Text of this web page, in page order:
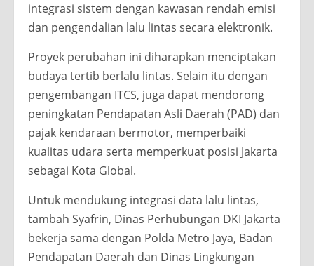
integrasi sistem dengan kawasan rendah emisi
dan pengendalian lalu lintas secara elektronik.
Proyek perubahan ini diharapkan menciptakan
budaya tertib berlalu lintas. Selain itu dengan
pengembangan ITCS, juga dapat mendorong
peningkatan Pendapatan Asli Daerah (PAD) dan
pajak kendaraan bermotor, memperbaiki
kualitas udara serta memperkuat posisi Jakarta
sebagai Kota Global.
Untuk mendukung integrasi data lalu lintas,
tambah Syafrin, Dinas Perhubungan DKI Jakarta
bekerja sama dengan Polda Metro Jaya, Badan
Pendapatan Daerah dan Dinas Lingkungan